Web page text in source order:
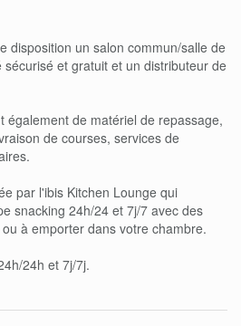
disposition un salon commun/salle de
et gratuit et un distributeur de
également de matériel de repassage,
de courses, services de
par l'ibis Kitchen Lounge qui
snacking 24h/24 et 7j/7 avec des
à emporter dans votre chambre.
24h et 7j/7j.